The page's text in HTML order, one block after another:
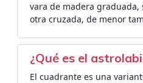
vara de madera graduada,
otra cruzada, de menor
¿Qué es el
El cuadrante es una